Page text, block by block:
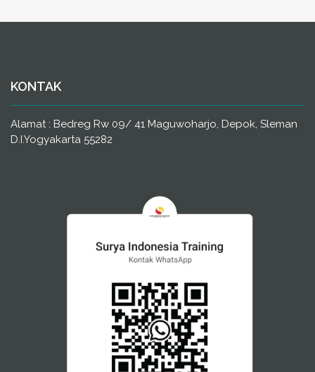
KONTAK
Alamat : Bedreg Rw 09/ 41 Maguwoharjo, Depok, Sleman
D.I.Yogyakarta 55282